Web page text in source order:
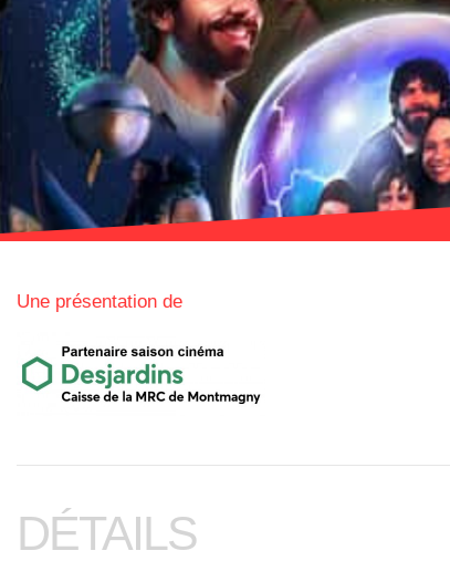
Une présentation de
DÉTAILS